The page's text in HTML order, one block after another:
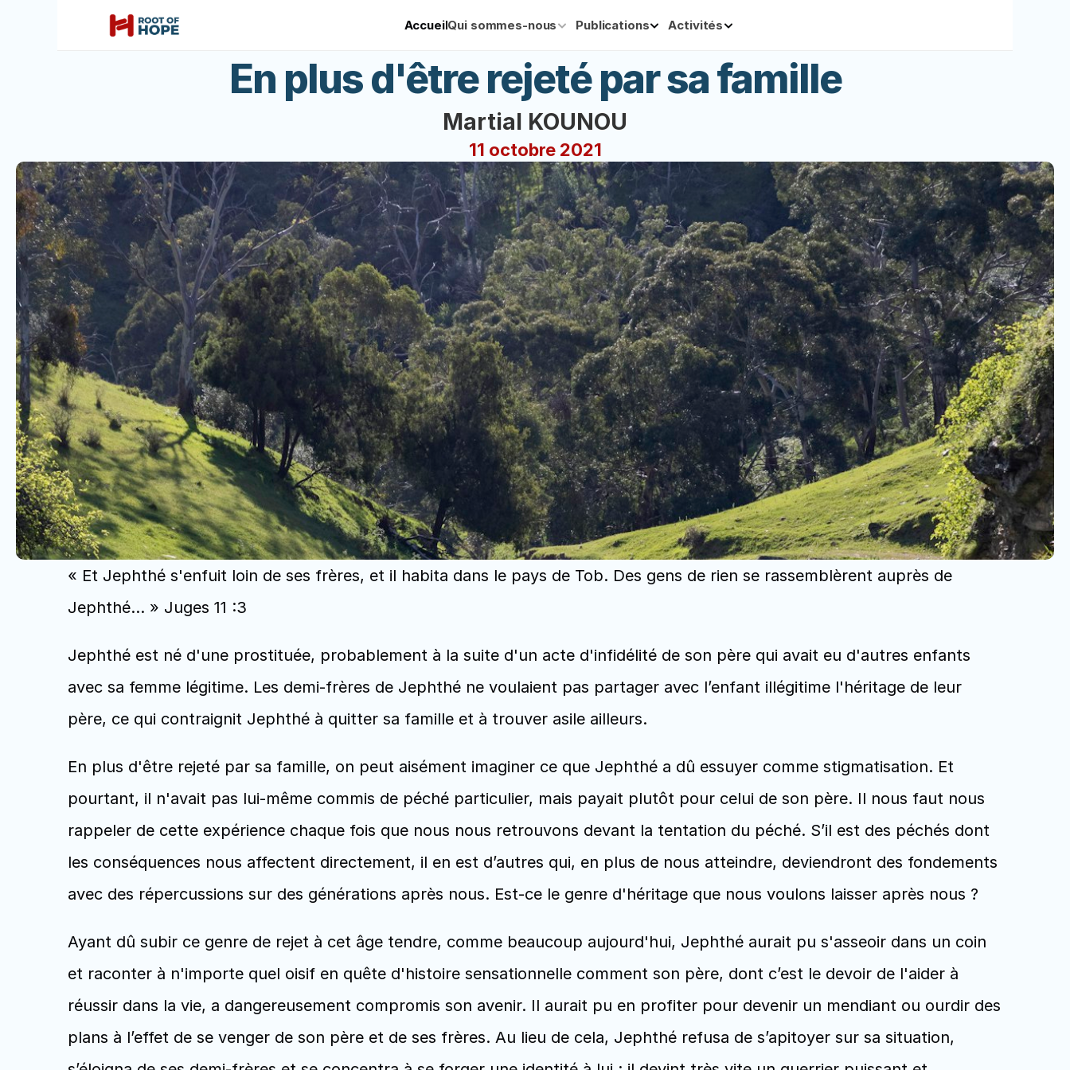
AccueilQui sommes-nous Publications Activités
En plus d'être rejeté par sa famille
Martial KOUNOU
11 octobre 2021
« Et Jephthé s'enfuit loin de ses frères, et il habita dans le pays de Tob. Des gens de rien se rassemblèrent auprès de
Jephthé... » Juges 11 :3
Jephthé est né d'une prostituée, probablement à la suite d'un acte d'infidélité de son père qui avait eu d'autres enfants
avec sa femme légitime. Les demi-frères de Jephthé ne voulaient pas partager avec l’enfant illégitime l'héritage de leur
père, ce qui contraignit Jephthé à quitter sa famille et à trouver asile ailleurs.
En plus d'être rejeté par sa famille, on peut aisément imaginer ce que Jephthé a dû essuyer comme stigmatisation. Et
pourtant, il n'avait pas lui-même commis de péché particulier, mais payait plutôt pour celui de son père. Il nous faut nous
rappeler de cette expérience chaque fois que nous nous retrouvons devant la tentation du péché. S’il est des péchés dont
les conséquences nous affectent directement, il en est d’autres qui, en plus de nous atteindre, deviendront des fondements
avec des répercussions sur des générations après nous. Est-ce le genre d'héritage que nous voulons laisser après nous ?
Ayant dû subir ce genre de rejet à cet âge tendre, comme beaucoup aujourd'hui, Jephthé aurait pu s'asseoir dans un coin
et raconter à n'importe quel oisif en quête d'histoire sensationnelle comment son père, dont c’est le devoir de l'aider à
réussir dans la vie, a dangereusement compromis son avenir. Il aurait pu en profiter pour devenir un mendiant ou ourdir des
plans à l’effet de se venger de son père et de ses frères. Au lieu de cela, Jephthé refusa de s’apitoyer sur sa situation,